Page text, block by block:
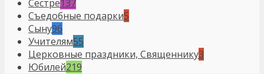
Сестре137
Съедобные подарки5
Сыну96
Учителям55
Церковные праздники, Священнику3
Юбилей219